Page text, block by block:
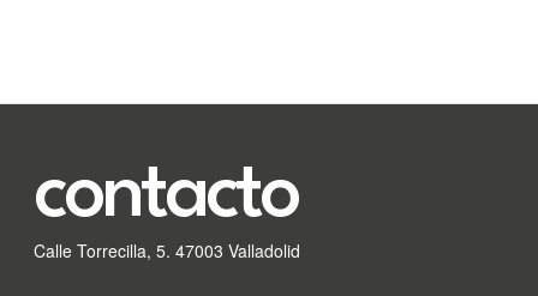
contacto
Calle Torrecilla, 5. 47003 Valladolid